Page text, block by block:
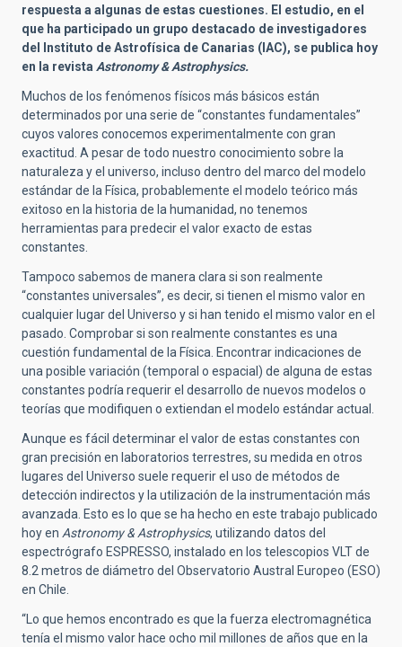
respuesta a algunas de estas cuestiones. El estudio, en el
que ha participado un grupo destacado de investigadores
del Instituto de Astrofísica de Canarias (IAC), se publica hoy
en la revistaAstronomy & Astrophysics.
Muchos de los fenómenos físicos más básicos están
determinados por una serie de “constantes fundamentales”
cuyos valores conocemos experimentalmente con gran
exactitud. A pesar de todo nuestro conocimiento sobre la
naturaleza y el universo, incluso dentro del marco del modelo
estándar de la Física, probablemente el modelo teórico más
exitoso en la historia de la humanidad, no tenemos
herramientas para predecir el valor exacto de estas
constantes.
Tampoco sabemos de manera clara si son realmente
“constantes universales”, es decir, si tienen el mismo valor en
cualquier lugar del Universo y si han tenido el mismo valor en el
pasado. Comprobar si son realmente constantes es una
cuestión fundamental de la Física. Encontrar indicaciones de
una posible variación (temporal o espacial) de alguna de estas
constantes podría requerir el desarrollo de nuevos modelos o
teorías que modifiquen o extiendan el modelo estándar actual.
Aunque es fácil determinar el valor de estas constantes con
gran precisión en laboratorios terrestres, su medida en otros
lugares del Universo suele requerir el uso de métodos de
detección indirectos y la utilización de la instrumentación más
avanzada. Esto es lo que se ha hecho en este trabajo publicado
hoy en Astronomy & Astrophysics, utilizando datos del
espectrógrafo ESPRESSO, instalado en los telescopios VLT de
8.2 metros de diámetro del Observatorio Austral Europeo (ESO)
en Chile.
“Lo que hemos encontrado es que la fuerza electromagnética
tenía el mismo valor hace ocho mil millones de años que en la